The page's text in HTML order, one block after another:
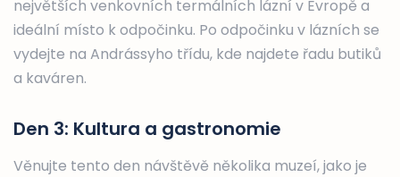
největších venkovních termálních lázní v Evropě a
ideální místo k odpočinku. Po odpočinku v lázních se
vydejte na Andrássyho třídu, kde najdete řadu butiků
a kaváren.
Den 3: Kultura a gastronomie
Věnujte tento den návštěvě několika muzeí, jako je